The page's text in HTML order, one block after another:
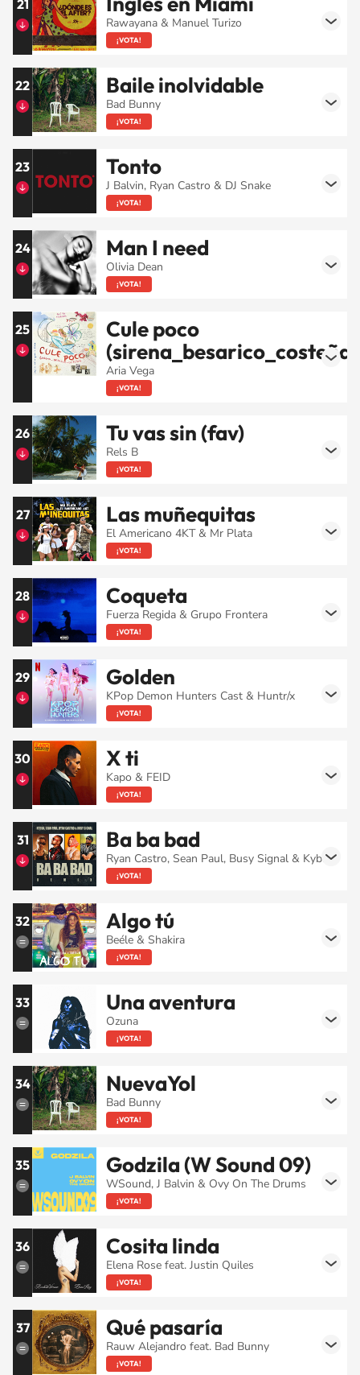
21
Rawayana & Manuel Turizo
¡VOTA!
22 Baile inolvidable
Bad Bunny
¡VOTA!
23 Tonto
J Balvin, Ryan Castro & DJ Snake
¡VOTA!
24 Man I need
Olivia Dean
¡VOTA!
25
Cule poco
(sirena_besarico_costeña)
Aria Vega
¡VOTA!
26 Tu vas sin (fav)
Rels B
¡VOTA!
27 Las muñequitas
El Americano 4KT & Mr Plata
¡VOTA!
28 Coqueta
Fuerza Regida & Grupo Frontera
¡VOTA!
29 Golden
KPop Demon Hunters Cast & Huntr/x
¡VOTA!
30 X ti
Kapo & FEID
¡VOTA!
31 Ba ba bad
Ryan Castro, Sean Paul, Busy Signal & Kybba
¡VOTA!
32 Algo tú
Beéle & Shakira
¡VOTA!
33 Una aventura
Ozuna
¡VOTA!
34 NuevaYol
Bad Bunny
¡VOTA!
35 Godzila (W Sound 09)
WSound, J Balvin & Ovy On The Drums
¡VOTA!
36 Cosita linda
Elena Rose feat. Justin Quiles
¡VOTA!
37 Qué pasaría
Rauw Alejandro feat. Bad Bunny
¡VOTA!